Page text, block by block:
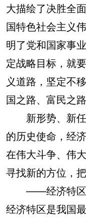
大描绘了决胜全
国特色社会主义
明了党和国家事
定战略目标，就
义道路，坚定不
国之路、富民之路
新形势、新任
的历史使命，经
在伟大斗争、伟
寻找新的方位，
——经济特区要
经济特区是我国